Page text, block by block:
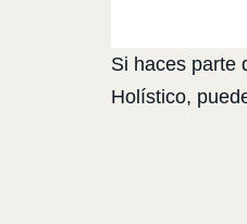
Si haces parte
Holístico,